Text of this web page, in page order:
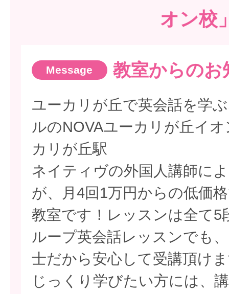
オン校
教室からのお
ユーカリが丘で英会話を学
ルのNOVAユーカリが丘イ
カリが丘駅
ネイティヴの外国人講師に
が、月4回1万円からの低価
教室です！レッスンは全て5
ループ英会話レッスンでも
士だから安心して受講頂け
じっくり学びたい方には、